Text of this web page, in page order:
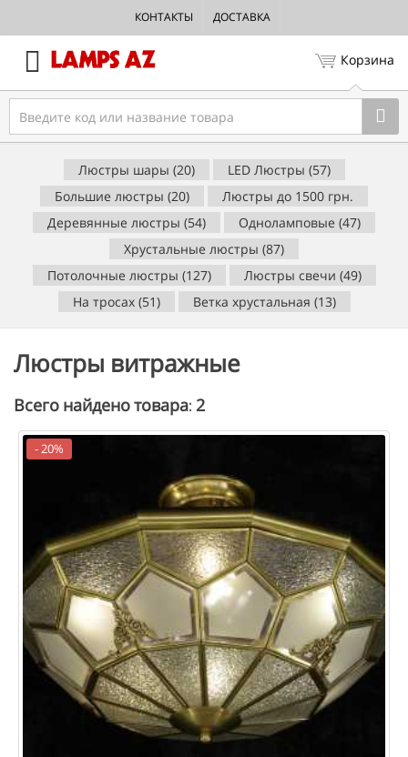
КОНТАКТЫ ДОСТАВКА
Корзина
Люстры шары (20)
LED Люстры (57)
Большие люстры (20)
Люстры до 1500 грн.
Деревянные люстры (54)
Одноламповые (47)
Хрустальные люстры (87)
Потолочные люстры (127)
Люстры свечи (49)
На тросах (51)
Ветка хрустальная (13)
Люстры витражные
Всего найдено товара: 2
- 20%